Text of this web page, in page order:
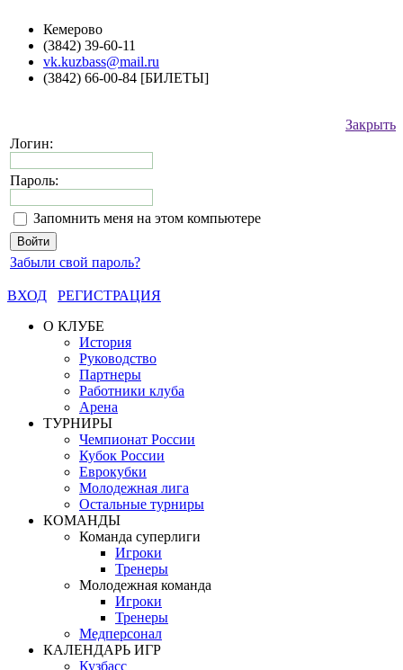
Кемерово
(3842) 39-60-11
vk.kuzbass@mail.ru
(3842) 66-00-84 [БИЛЕТЫ]
Закрыть
Логин:
Пароль:
Запомнить меня на этом компьютере
Забыли свой пароль?
ВХОД
РЕГИСТРАЦИЯ
О КЛУБЕ
История
Руководство
Партнеры
Работники клуба
Арена
ТУРНИРЫ
Чемпионат России
Кубок России
Еврокубки
Молодежная лига
Остальные турниры
КОМАНДЫ
Команда суперлиги
Игроки
Тренеры
Молодежная команда
Игроки
Тренеры
Медперсонал
КАЛЕНДАРЬ ИГР
Кузбасс